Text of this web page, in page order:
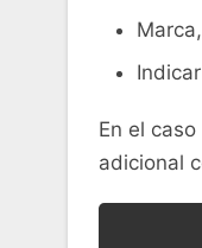
En el
adicional